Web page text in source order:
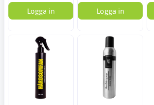
Logga in Logga in